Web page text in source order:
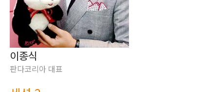
이종식
판다코리아 대표